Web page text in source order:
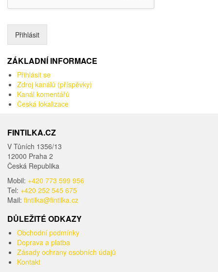
Přihlásit
ZÁKLADNÍ INFORMACE
Přihlásit se
Zdroj kanálů (příspěvky)
Kanál komentářů
Česká lokalizace
FINTILKA.CZ
V Tůních 1356/13
12000 Praha 2
Česká Republika
Mobil: +420 773 599 956
Tel: +420 252 545 675
Mail: fintilka@fintilka.cz
DŮLEŽITÉ ODKAZY
Obchodní podmínky
Doprava a platba
Zásady ochrany osobních údajů
Kontakt